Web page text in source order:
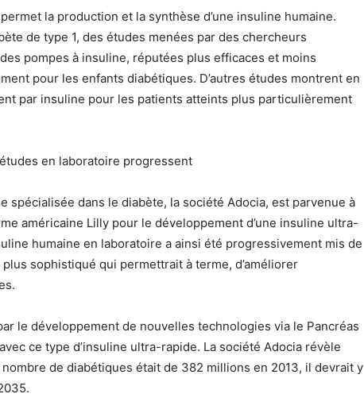
la production et la synthèse d’une insuline humaine.
de type 1, des études menées par des chercheurs
pompes à insuline, réputées plus efficaces et moins
pour les enfants diabétiques. D’autres études montrent en
par insuline pour les patients atteints plus particulièrement
en laboratoire progressent
spécialisée dans le diabète, la société Adocia, est parvenue à
américaine Lilly pour le développement d’une insuline ultra-
humaine en laboratoire a ainsi été progressivement mis de
plus sophistiqué qui permettrait à terme, d’améliorer
le développement de nouvelles technologies via le Pancréas
ce type d’insuline ultra-rapide. La société Adocia révèle
de diabétiques était de 382 millions en 2013, il devrait y